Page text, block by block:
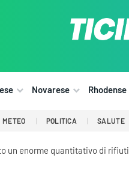
Novarese Rhodense
METEO POLITICA SALUTE
un enorme quantitativo di rifiuti